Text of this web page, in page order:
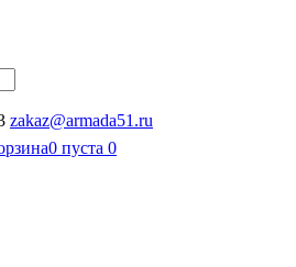
zakaz@armada51.ru
0 пуста 0